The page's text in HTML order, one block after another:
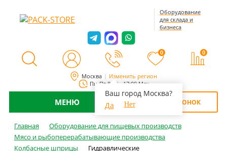
Москва Изменить регион
Ваш город Москва?
Да
Нет
Пн-Пт 8:00 - 17:00 Мск
Оборудование
для склада и
бизнеса
0 0
МЕНЮ ОБРАТНЫЙ ЗВОНОК
Главная
Оборудование для пищевых производств
Мясо и рыбоперерабатывающие производства
Колбасные шприцы
Гидравлические